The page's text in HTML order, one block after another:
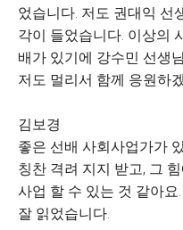
었습니다. 저도 권대익 선
각이 들었습니다. 이상의
배가 있기에 강수민 선생
저도 멀리서 함께 응원하
김보경
좋은 선배 사회사업가가
칭찬 격려 지지 받고, 그
사업 할 수 있는 것 같아요.
잘 읽었습니다.